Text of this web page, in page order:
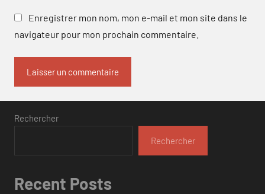
Enregistrer mon nom, mon e-mail et mon site dans le
navigateur pour mon prochain commentaire.
Rechercher
Rechercher
Recent Posts